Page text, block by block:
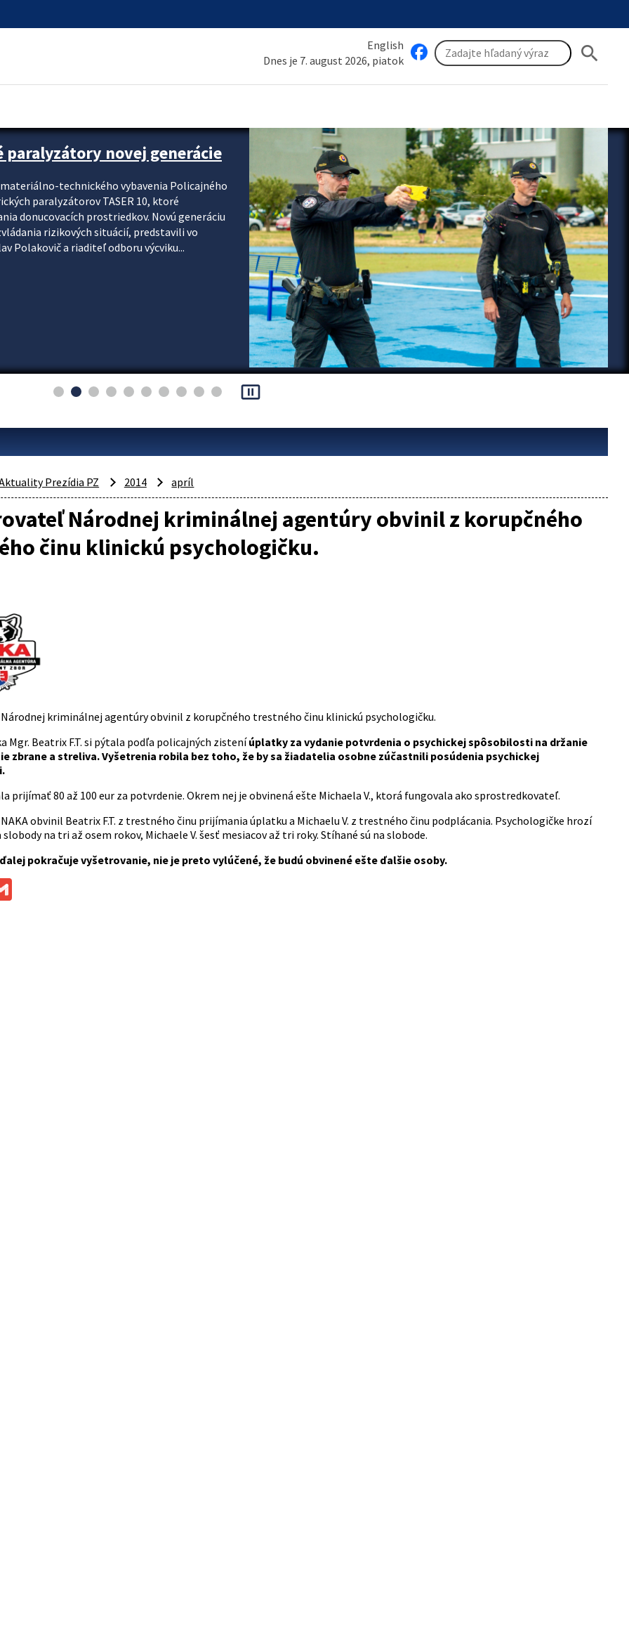
English
Dnes je 7. august 2026, piatok
search
novej generácie
technického vybavenia Policajného
paralyzátorov TASER 10, ktoré
donucovacích prostriedkov. Novú generáciu
rizikových situácií, predstavili vo
Polakovič a riaditeľ odboru výcviku...
pause_presentation
Prezídia PZ 2014 apríl
Národnej kriminálnej agentúry obvinil z korupčného
činu klinickú psychologičku.
kriminálnej agentúry obvinil z korupčného trestného činu klinickú psychologičku.
Mgr. Beatrix F.T. si pýtala podľa policajných zisteníúplatky za vydanie potvrdenia o psychickej spôsobilosti na držanie
zbrane a streliva. Vyšetrenia robila bez toho, že by sa žiadatelia osobne zúčastnili posúdenia psychickej
prijímať 80 až 100 eur za potvrdenie. Okrem nej je obvinená ešte Michaela V., ktorá fungovala ako sprostredkovateľ.
obvinil Beatrix F.T. z trestného činu prijímania úplatku a Michaelu V. z trestného činu podplácania. Psychologičke hrozí
na tri až osem rokov, Michaele V. šesť mesiacov až tri roky. Stíhané sú na slobode.
pokračuje vyšetrovanie, nie je preto vylúčené, že budú obvinené ešte ďalšie osoby.
Gmail